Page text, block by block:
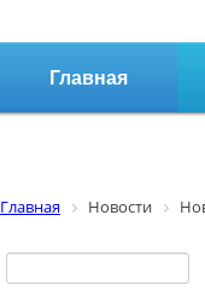
Главная
Главная Новости